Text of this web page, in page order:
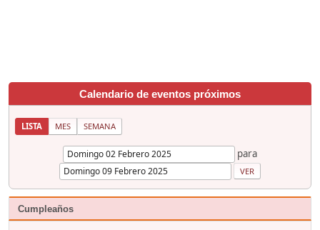
Calendario de eventos próximos
LISTA MES SEMANA
para
Cumpleaños